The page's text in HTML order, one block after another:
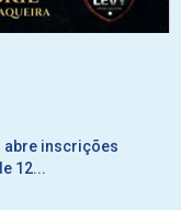
abre inscrições
12...